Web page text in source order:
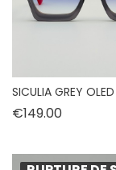
SICULIA GREY OLED
€149.00